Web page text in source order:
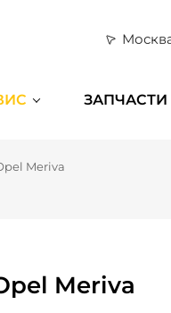
ЗАПЧАСТИ
Meriva
Meriva